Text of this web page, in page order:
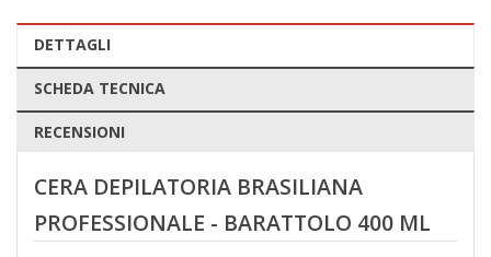
DETTAGLI
SCHEDA TECNICA
RECENSIONI
CERA DEPILATORIA BRASILIANA
PROFESSIONALE - BARATTOLO 400 ML